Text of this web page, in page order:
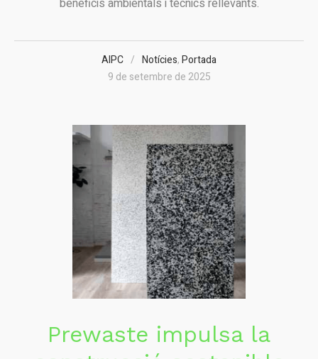
beneficis ambientals i tècnics rellevants.
AIPC Notícies,Portada
9 de setembre de 2025
Prewaste impulsa la